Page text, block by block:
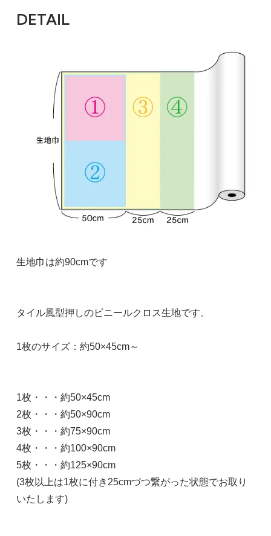
DETAIL
生地巾は約90cmです
タイル風型押しのビニールクロス生地です。
1枚のサイズ：約50×45cm～
1枚・・・約50×45cm
2枚・・・約50×90cm
3枚・・・約75×90cm
4枚・・・約100×90cm
5枚・・・約125×90cm
(3枚以上は1枚に付き25cmづつ繋がった状態でお取り
いたします)